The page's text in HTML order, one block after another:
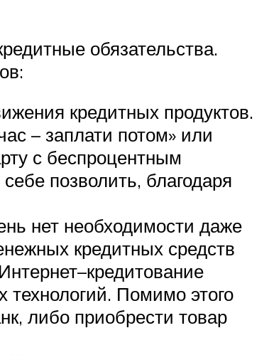
обязательства.
кредитных продуктов.
– заплати потом» или
с беспроцентным
позволить, благодаря
нет необходимости даже
кредитных средств
технологий. Помимо этого
либо приобрести товар